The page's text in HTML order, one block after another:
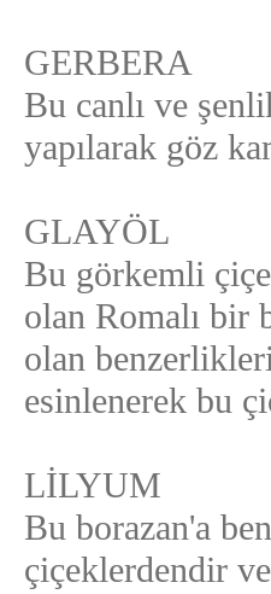
GERBERA
Bu canlı ve
yapılarak göz
GLAYÖL
Bu görkemli
olan Romalı bir
olan
esinlenerek bu
LİLYUM
Bu borazan'a
çiçeklerdendir